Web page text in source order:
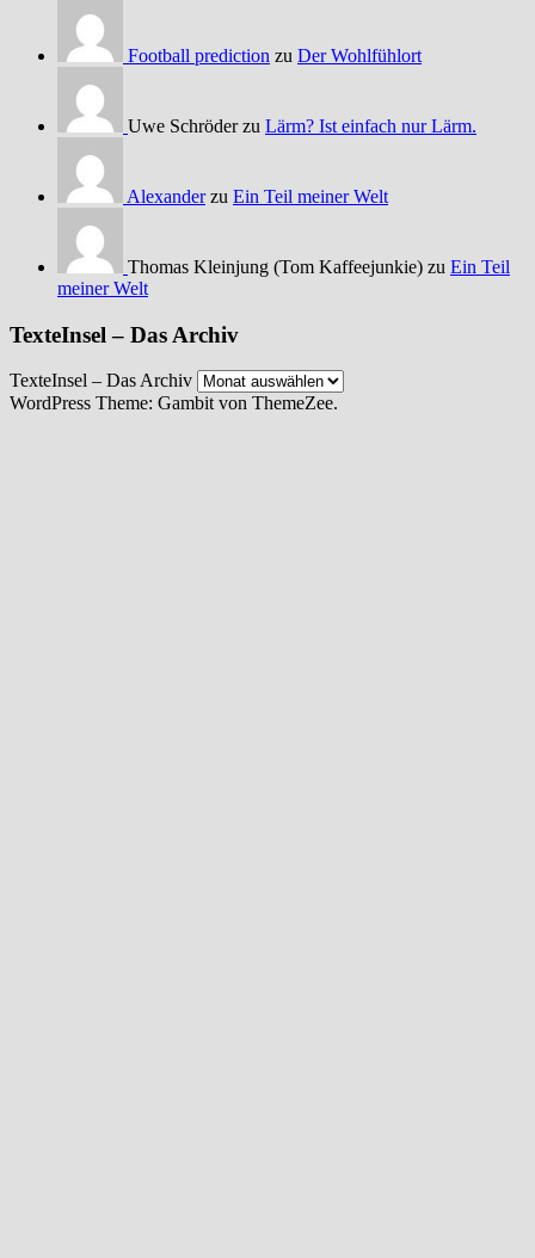
Football prediction zu Der Wohlfühlort
Uwe Schröder zu Lärm? Ist einfach nur Lärm.
Alexanderzu Ein Teil meiner Welt
Thomas Kleinjung (Tom Kaffeejunkie) zu Ein Teil
meiner Welt
TexteInsel – Das Archiv
TexteInsel – Das Archiv
WordPress Theme: Gambit von ThemeZee.